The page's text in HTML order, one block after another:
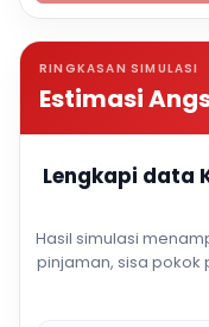
RINGKASAN SIMULASI
Estimasi
Lengkapi data
Hasil simulasi
pinjaman, sisa pokok